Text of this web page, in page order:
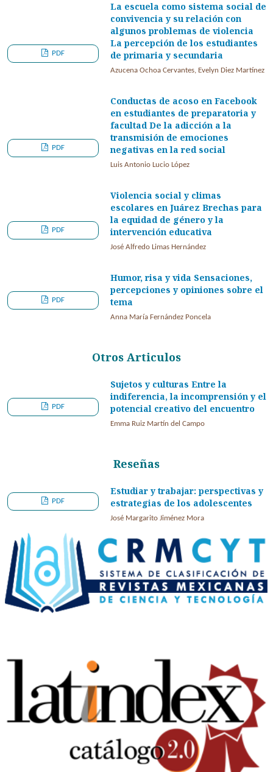
La escuela como sistema social de
convivencia y su relación con
algunos problemas de violencia
La percepción de los estudiantes
de primaria y secundaria
Azucena Ochoa Cervantes, Evelyn Diez Martínez
PDF
Conductas de acoso en Facebook
en estudiantes de preparatoria y
facultad De la adicción a la
transmisión de emociones
negativas en la red social
Luis Antonio Lucio López
PDF
Violencia social y climas
escolares en Juárez Brechas para
la equidad de género y la
intervención educativa
José Alfredo Limas Hernández
PDF
Humor, risa y vida Sensaciones,
percepciones y opiniones sobre el
tema
Anna María Fernández Poncela
PDF
Otros Articulos
Sujetos y culturas Entre la
indiferencia, la incomprensión y el
potencial creativo del encuentro
Emma Ruiz Martín del Campo
PDF
Reseñas
Estudiar y trabajar: perspectivas y
estrategias de los adolescentes
José Margarito Jiménez Mora
PDF